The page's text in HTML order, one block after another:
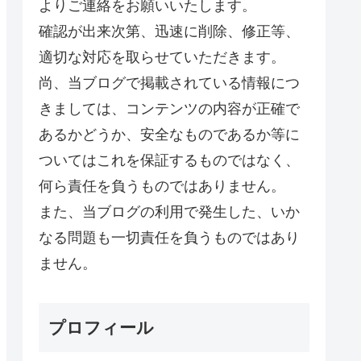
よりご連絡をお願いいたします。
確認が出来次第、迅速に削除、修正等、
適切な対応を取らせていただきます。
尚、当ブログで掲載されている情報につ
きましては、コンテンツの内容が正確で
あるかどうか、安全なものであるか等に
ついてはこれを保証するものではなく、
何ら責任を負うものではありません。
また、当ブログの利用で発生した、いか
なる問題も一切責任を負うものではあり
ません。
プロフィール